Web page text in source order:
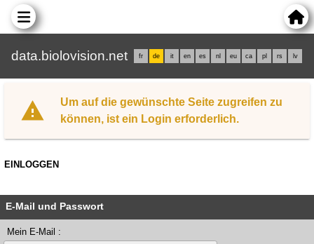
data.biolovision.net fr de it en es nl eu ca pl rs lv
Um auf die gewünschte Seite zugreifen zu
können, ist ein Login erforderlich.
EINLOGGEN
E-Mail und Passwort
Mein E-Mail :